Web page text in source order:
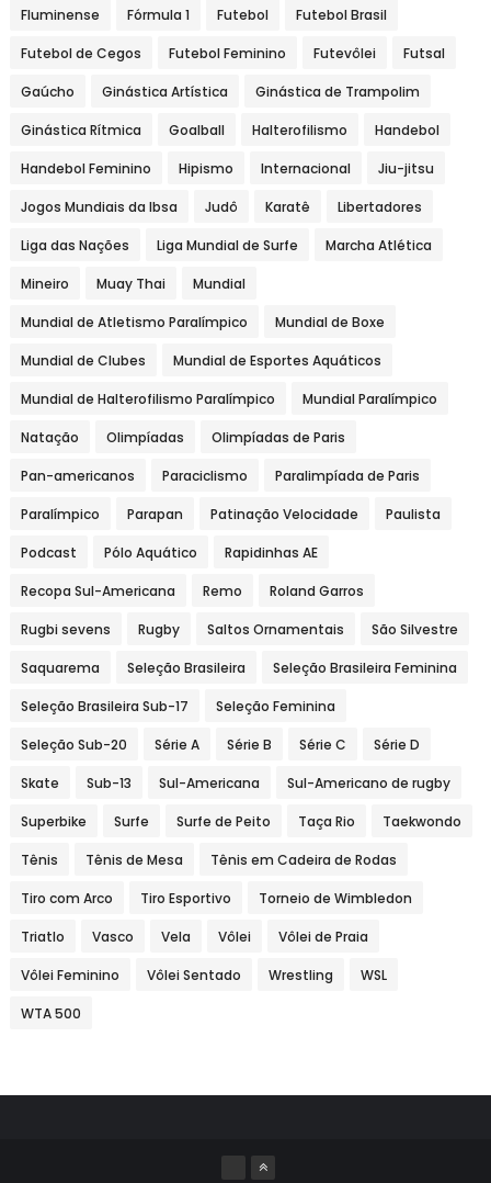
Fluminense Fórmula 1 Futebol Futebol Brasil
Futebol de Cegos Futebol Feminino Futevôlei Futsal
Gaúcho Ginástica Artística Ginástica de Trampolim
Ginástica Rítmica Goalball Halterofilismo Handebol
Handebol Feminino Hipismo Internacional Jiu-jitsu
Jogos Mundiais da Ibsa Judô Karatê Libertadores
Liga das Nações Liga Mundial de Surfe Marcha Atlética
Mineiro Muay Thai Mundial
Mundial de Atletismo Paralímpico Mundial de Boxe
Mundial de Clubes Mundial de Esportes Aquáticos
Mundial de Halterofilismo Paralímpico Mundial Paralímpico
Natação Olimpíadas Olimpíadas de Paris
Pan-americanos Paraciclismo Paralimpíada de Paris
Paralímpico Parapan Patinação Velocidade Paulista
Podcast Pólo Aquático Rapidinhas AE
Recopa Sul-Americana Remo Roland Garros
Rugbi sevens Rugby Saltos Ornamentais São Silvestre
Saquarema Seleção Brasileira Seleção Brasileira Feminina
Seleção Brasileira Sub-17 Seleção Feminina
Seleção Sub-20 Série A Série B Série C Série D
Skate Sub-13 Sul-Americana Sul-Americano de rugby
Superbike Surfe Surfe de Peito Taça Rio Taekwondo
Tênis Tênis de Mesa Tênis em Cadeira de Rodas
Tiro com Arco Tiro Esportivo Torneio de Wimbledon
Triatlo Vasco Vela Vôlei Vôlei de Praia
Vôlei Feminino Vôlei Sentado Wrestling WSL
WTA 500